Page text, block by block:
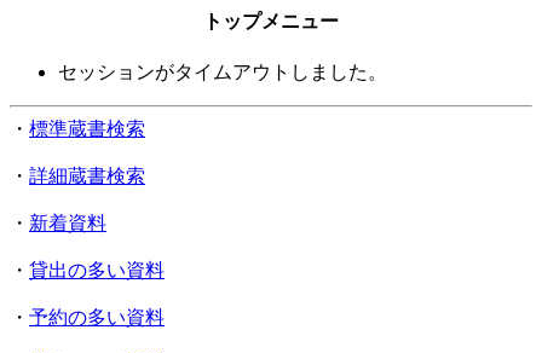
トップメニュー
セッションがタイムアウトしました。
・ 標準蔵書検索
・ 詳細蔵書検索
・ 新着資料
・ 貸出の多い資料
・ 予約の多い資料